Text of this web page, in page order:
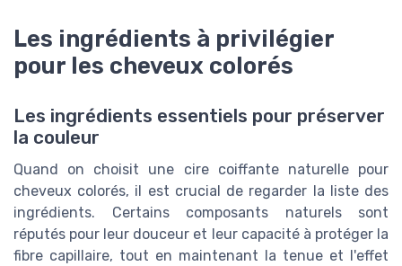
Les ingrédients à privilégier
pour les cheveux colorés
Les ingrédients essentiels pour préserver
la couleur
Quand on choisit une cire coiffante naturelle pour
cheveux colorés, il est crucial de regarder la liste des
ingrédients. Certains composants naturels sont
réputés pour leur douceur et leur capacité à protéger la
fibre capillaire, tout en maintenant la tenue et l'effet